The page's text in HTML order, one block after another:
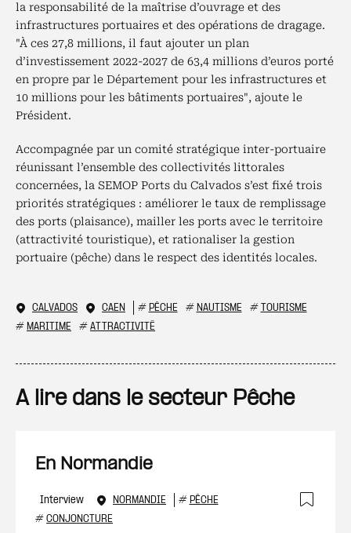
la responsabilité de la maîtrise d’ouvrage et des
infrastructures portuaires et des opérations de dragage.
"À ces 27,8 millions, il faut ajouter un plan
d’investissement 2022-2027 de 63,4 millions d’euros porté
en propre par le Département pour les infrastructures et
10 millions pour les bâtiments portuaires", ajoute le
Président.
Accompagnée par un comité stratégique inter-portuaire
réunissant l’ensemble des collectivités littorales
concernées, la SEMOP Ports du Calvados s’est fixé trois
priorités stratégiques : améliorer le taux de remplissage
des ports (plaisance), mailler les ports avec le territoire
(attractivité touristique), et rationaliser la gestion
portuaire (pêche) dans le respect des identités locales.
CALVADOS CAEN # PÊCHE # NAUTISME # TOURISME
# MARITIME # ATTRACTIVITÉ
A lire dans le secteur Pêche
En Normandie
Interview NORMANDIE # PÊCHE
# CONJONCTURE